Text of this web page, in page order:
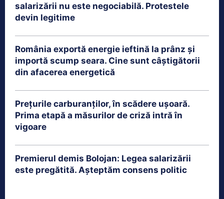
salarizării nu este negociabilă. Protestele
devin legitime
România exportă energie ieftină la prânz și
importă scump seara. Cine sunt câștigătorii
din afacerea energetică
Prețurile carburanților, în scădere ușoară.
Prima etapă a măsurilor de criză intră în
vigoare
Premierul demis Bolojan: Legea salarizării
este pregătită. Așteptăm consens politic